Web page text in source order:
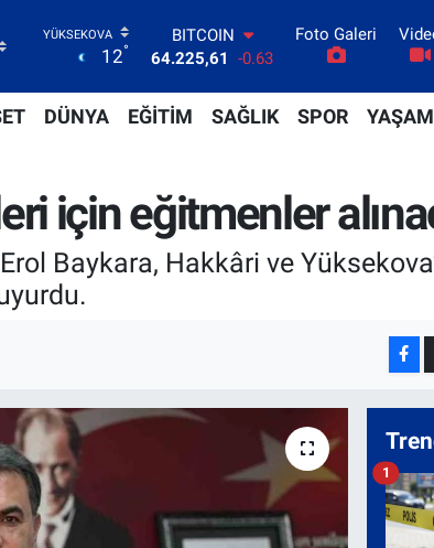
12°
DOLAR
47,6704
0
55,0406 -0.08
STERLİN
6510.40
BİST100
13.799
BITCOIN
Foto Galeri
DÜNYA EĞİTİM SAĞLIK SPOR YAŞAM
için eğitmenler
Baykara, Hakkâri ve
1